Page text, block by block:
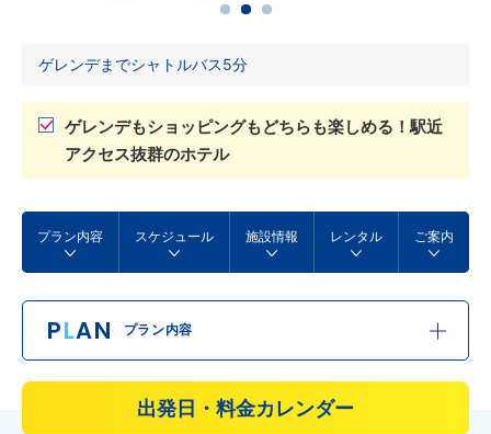
ゲレンデまでシャトルバス5分
ゲレンデもショッピングもどちらも楽しめる！駅近
アクセス抜群のホテル
プラン内容 スケジュール 施設情報 レンタル ご案内
PLAN プラン内容
出発日・料金カレンダー